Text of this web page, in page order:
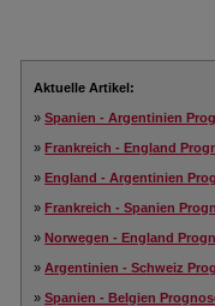
Aktuelle Artikel:
»Spanien - Argentinien
»Frankreich - England
»England - Argentinien
»Frankreich - Spanien
»Norwegen - England
»Argentinien - Schweiz
»Spanien - Belgien